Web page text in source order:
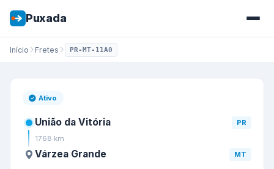
Puxada
Início Fretes PR-MT-11A0
Frete de
Ativo
União da Vitória
PR
1768 km
Várzea Grande MT